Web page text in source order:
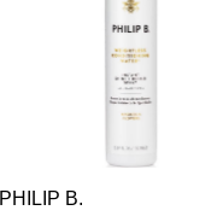
PHILIP B.